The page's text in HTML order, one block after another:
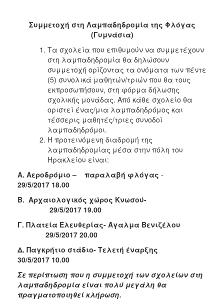
Συμμετοχή στη Λαμπαδηδρομία της Φλόγας
(Γυμνάσια)
Τα σχολεία που επιθυμούν να συμμετέχουν
στη λαμπαδηδρομία θα δηλώσουν
συμμετοχή ορίζοντας τα ονόματα των πέντε
(5) συνολικά μαθητών/τριών που θα τους
εκπροσωπήσουν, στη φόρμα δήλωσης
σχολικής μονάδας. Από κάθε σχολείο θα
οριστεί ένας/μια λαμπαδηδρόμος και
τέσσερις μαθητές/τριες συνοδοί
λαμπαδηδρόμοι.
Η προτεινόμενη διαδρομή της
λαμπαδηδρομίας μέσα στην πόλη του
Ηρακλείου είναι:
Α. Αεροδρόμιο – παραλαβή φλόγας -
29/5/2017 18.00
Β. Αρχαιολογικός χώρος Κνωσού-
29/5/2017 19.00
Γ. Πλατεία Ελευθερίας- Άγαλμα Βενιζέλου
29/5/2017 20.00
Δ. Παγκρήτιο στάδιο- Τελετή έναρξης
30/5/2017 10.00
Σε περίπτωση που η συμμετοχή των σχολείων στη
λαμπαδηδρομία είναι πολύ μεγάλη θα
πραγματοποιηθεί κλήρωση.